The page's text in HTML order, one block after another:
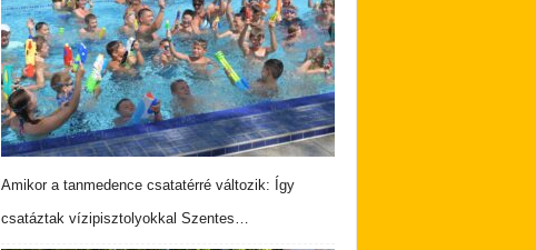
Amikor a tanmedence csatatérré változik: Így
csatáztak vízipisztolyokkal Szentes…